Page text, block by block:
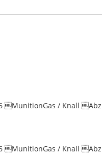
MunitionGas / Knall
MunitionGas / Knall